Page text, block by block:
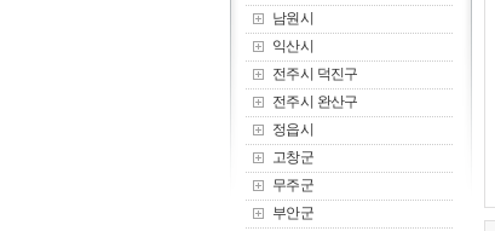
남원시
익산시
전주시 덕진구
전주시 완산구
정읍시
고창군
무주군
부안군